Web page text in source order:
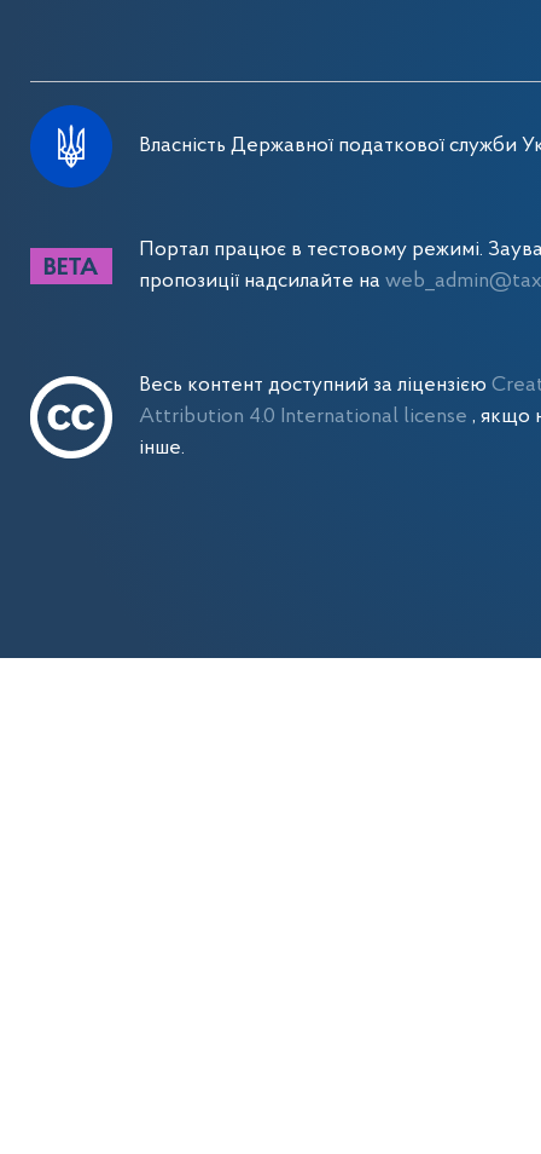
Власність Державної податкової служби
Портал працює в тестовому режимі.
пропозиції надсилайте на
Весь контент доступний за ліцензією
Attribution 4.0 International license , якщо
інше.